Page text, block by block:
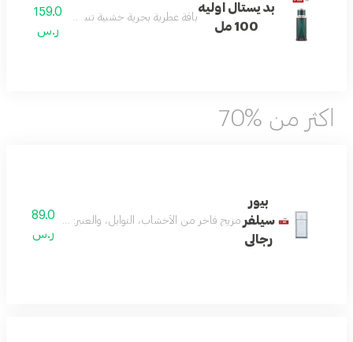
بديستال اوليه
100 مل
باقة عطرية بحرية خشبية تنبض بالانتعاش
159.0
ر.س
اكثر من %70
بيور
سيلفر
رجالى
مزيج فاخر من الأخشاب، التوابل، والعنبر: مع النوتات العليا من الفلفل
89.0
ر.س